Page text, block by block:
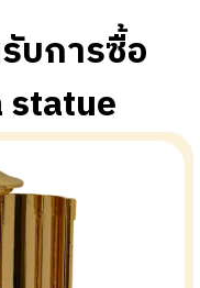
บการซื้อ
statue